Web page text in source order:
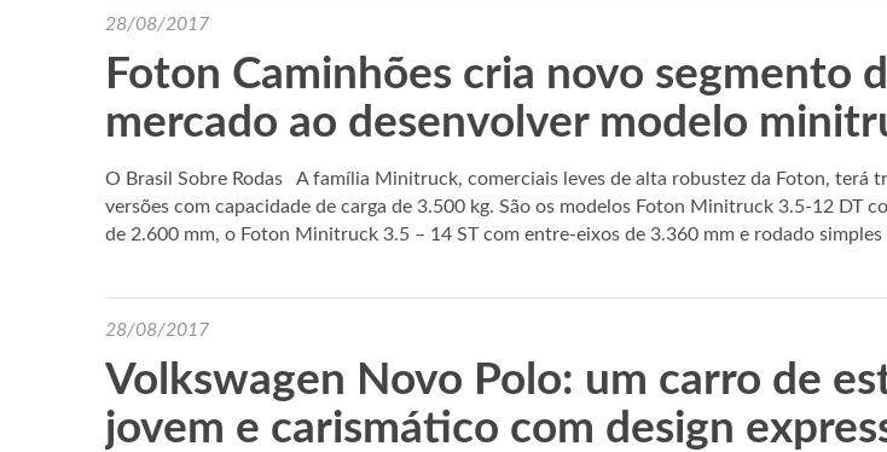
28/08/2017
Foton Caminhões cria novo segmento
mercado ao desenvolver modelo
O Brasil Sobre Rodas A família Minitruck, comerciais leves de alta robustez da Foton, terá
versões com capacidade de carga de 3.500 kg. São os modelos Foton Minitruck 3.5-12 DT
de 2.600 mm, o Foton Minitruck 3.5 – 14 ST com entre-eixos de 3.360 mm e rodado
28/08/2017
Volkswagen Novo Polo: um carro de
jovem e carismático com design